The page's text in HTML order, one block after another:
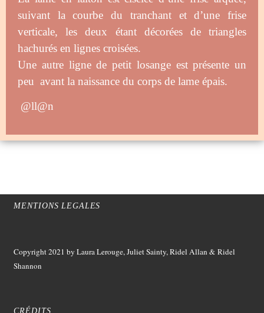
suivant la courbe du tranchant et d’une frise
verticale, les deux étant décorées de triangles
hachurés en lignes croisées.
Une autre ligne de petit losange est présente un
peu avant la naissance du corps de lame épais.
@ll@n
MENTIONS LEGALES
Copyright 2021 by Laura Lerouge, Juliet Sainty, Ridel Allan &Ridel
Shannon
CRÉDITS